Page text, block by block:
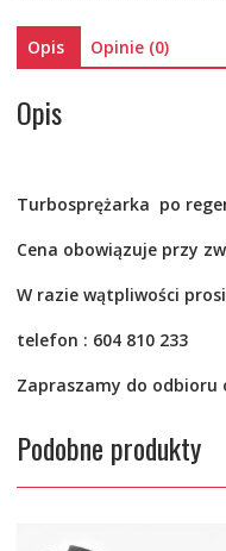
03L253010H
03L253019K
Opis Opinie (0)
Opis
Turbosprężarka po
Cena obowiązuje przy
W razie wątpliwości
telefon : 604 810 233
Zapraszamy do odbioru
Podobne produkty